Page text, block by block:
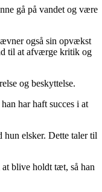
gå på vandet og være
også sin opvækst
til at afværge kritik og
og beskyttelse.
har haft succes i at
elsker. Dette taler til
blive holdt tæt, så han